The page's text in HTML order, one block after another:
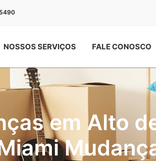
NOSSOS SERVIÇOS FALE CONOSCO
em Alto